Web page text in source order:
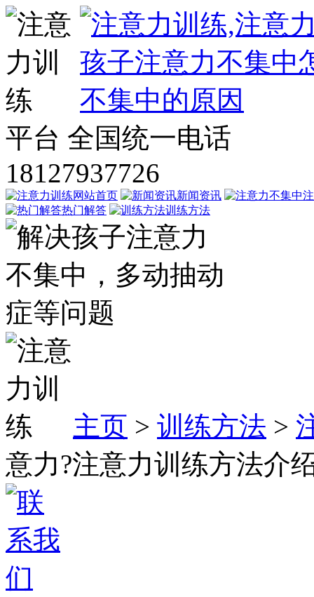
平台 全国统一电话
18127937726
网站首页 新闻资讯
热门解答
训练方法
主页 > 训练方法 >
意力?注意力训练方法介